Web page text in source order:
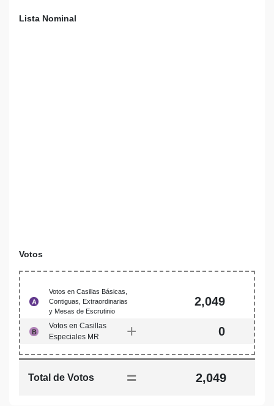
Lista Nominal
Votos
A
Votos en Casillas Básicas,
Contiguas, Extraordinarias
y Mesas de Escrutinio
2,049
B
Votos en Casillas
Especiales MR
+ 0
Total de Votos = 2,049